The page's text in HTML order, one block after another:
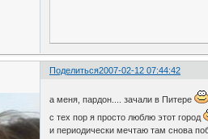
Поделиться2007-02-12 07:44:42
а меня, пардон.... зачали в Питере
с тех пор я просто люблю этот город
и периодически мечтаю там снова